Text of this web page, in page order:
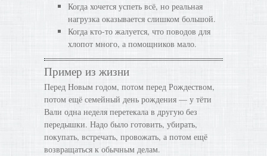
Когда хочется успеть всё, но реальная
нагрузка оказывается слишком большой.
Когда кто-то жалуется, что поводов для
хлопот много, а помощников мало.
Пример из жизни
Перед Новым годом, потом перед Рождеством,
потом ещё семейный день рождения — у тёти
Вали одна неделя перетекала в другую без
передышки. Надо было готовить, убирать,
покупать, встречать, провожать, а потом ещё
возвращаться к обычным делам.